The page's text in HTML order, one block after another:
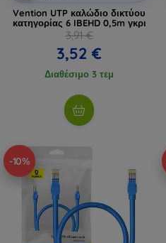
Vention UTP καλώδιο δικτύου
κατηγορίας 6 IBEHD 0,5m γκρι
3,91 €
3,52 €
Διαθέσιμο 3 τεμ
-10%